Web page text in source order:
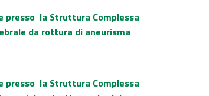
presso la Struttura Complessa
da rottura di aneurisma
presso la Struttura Complessa